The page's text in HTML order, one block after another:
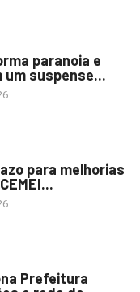
paranoia e
um suspense...
para melhorias
Prefeitura